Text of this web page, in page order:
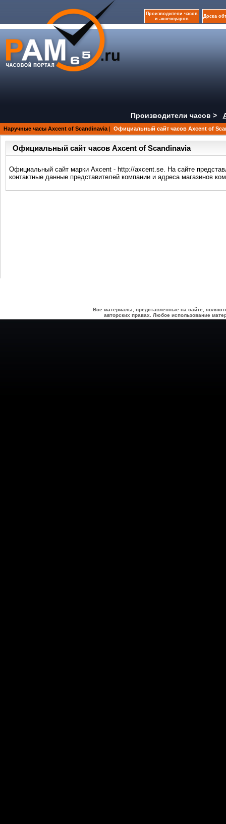
Производители часов
и аксессуаров
Доска
Производители часов >
Наручные часы Axcent of Scandinavia | Официальный сайт часов Axcent of
Официальный сайт часов Axcent of Scandinavia
Официальный сайт марки Axcent - http://axcent.se. На сайте
контактные данные представителей компании и адреса магазинов
Все материалы, представленные на сайте,
авторских правах. Любое использование